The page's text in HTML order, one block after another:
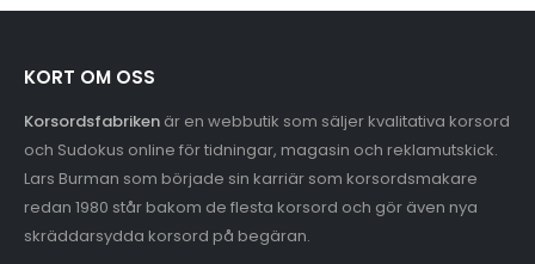
KORT OM OSS
Korsordsfabriken är en webbutik som säljer kvalitativa korsord
och Sudokus online för tidningar, magasin och reklamutskick.
Lars Burman som började sin karriär som korsordsmakare
redan 1980 står bakom de flesta korsord och gör även nya
skräddarsydda korsord på begäran.